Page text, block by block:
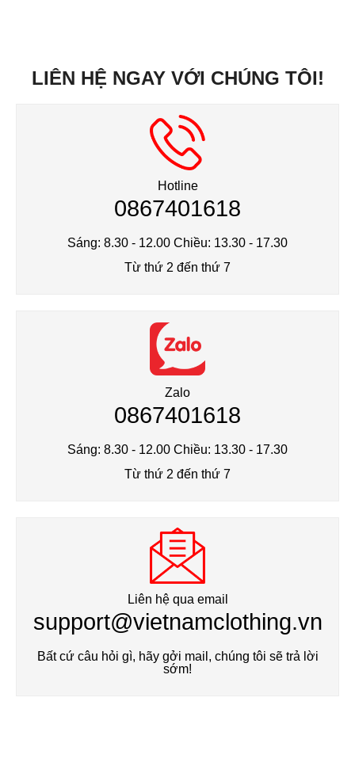
LIÊN HỆ NGAY VỚI CHÚNG TÔI!
Hotline
0867401618
Sáng: 8.30 - 12.00 Chiều: 13.30 - 17.30
Từ thứ 2 đến thứ 7
Zalo
0867401618
Sáng: 8.30 - 12.00 Chiều: 13.30 - 17.30
Từ thứ 2 đến thứ 7
Liên hệ qua email
support@vietnamclothing.vn
Bất cứ câu hỏi gì, hãy gởi mail, chúng tôi sẽ trả lời
sớm!